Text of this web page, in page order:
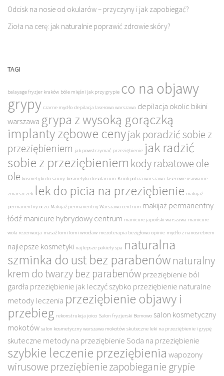
Odcisk na nosie od okularów – przyczyny i jak zapobiegać?
Zioła na cerę: jak naturalnie poprawić zdrowie skóry?
TAGI
balayage fryzjer kraków bóle mięśni jak przy grypie co na objawy
grypy czarne mydło depilacja laserowa warszawa depilacja okolic bikini
warszawa grypa z wysoką gorączką
implanty zębowe cenyjak poradzić sobie z
przeziębieniem jak powstrzymać przeziębienie jak radzić
sobie z przeziębieniem kody rabatowe ole
ole kosmetyki do sauny kosmetyki do solarium Kriolipoliza warszawa laserowe usuwanie
zmarszczek lek do picia na przeziębienie makijaż
permanentny oczu Makijaż permanentny Warszawa centrum makijaż permanentny
łódź manicure hybrydowy centrum manicure japoński warszawa manicure
wola rezerwacja masaż lomi lomi wrocław mezoterapia bezigłowa opinie mydło z nanosrebrem
najlepsze kosmetyki najlepsze pakiety spa naturalna
szminka do ust bez parabenów naturalny
krem do twarzy bez parabenówprzeziębienie ból
gardła przeziębienie jak leczyć szybko przeziębienie naturalne
metody leczenia przeziębienie objawy i
przebieg rekonstrukcja joico Salon fryzjerski Bemowo salon kosmetyczny
mokotów salon kosmetyczny warszawa mokotów skuteczne leki na przeziębienie i grypę
skuteczne metody na przeziębienieSoda na przeziębienie
szybkie leczenie przeziębienia wapozony
wirusowe przeziębieniezapobieganie grypie